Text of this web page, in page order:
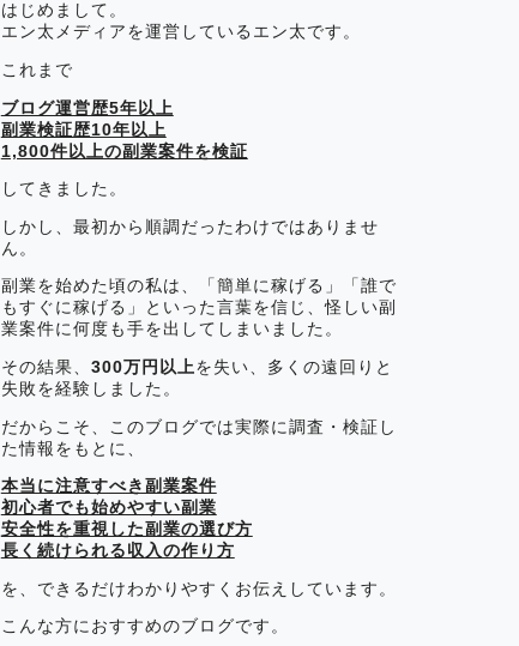
はじめまして。
エン太メディアを運営しているエン太です。
これまで
ブログ運営歴5年以上
副業検証歴10年以上
1,800件以上の副業案件を検証
してきました。
しかし、最初から順調だったわけではありませ
ん。
副業を始めた頃の私は、「簡単に稼げる」「誰で
もすぐに稼げる」といった言葉を信じ、怪しい副
業案件に何度も手を出してしまいました。
その結果、 300万円以上 を失い、多くの遠回りと
失敗を経験しました。
だからこそ、このブログでは実際に調査・検証し
た情報をもとに、
本当に注意すべき副業案件
初心者でも始めやすい副業
安全性を重視した副業の選び方
長く続けられる収入の作り方
を、できるだけわかりやすくお伝えしています。
こんな方におすすめのブログです。